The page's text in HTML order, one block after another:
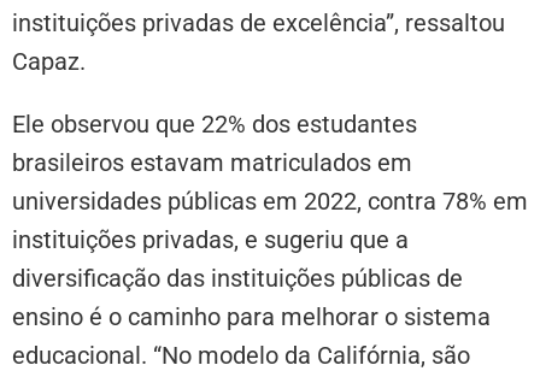
instituições privadas de excelência”, ressaltou
Capaz.
Ele observou que 22% dos estudantes
brasileiros estavam matriculados em
universidades públicas em 2022, contra 78% em
instituições privadas, e sugeriu que a
diversificação das instituições públicas de
ensino é o caminho para melhorar o sistema
educacional. “No modelo da Califórnia, são